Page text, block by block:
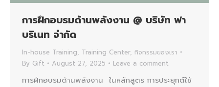
การฝึกอบรมด้านพลังงาน @ บริษัท ฟา
บริเนท จำกัด
In-house Training, Training Center, กิจกรรมของเรา
By Gift August 27, 2025 Leave a comment
การฝึกอบรมด้านพลังงาน ในหลักสูตร การประยุกต์ใช้